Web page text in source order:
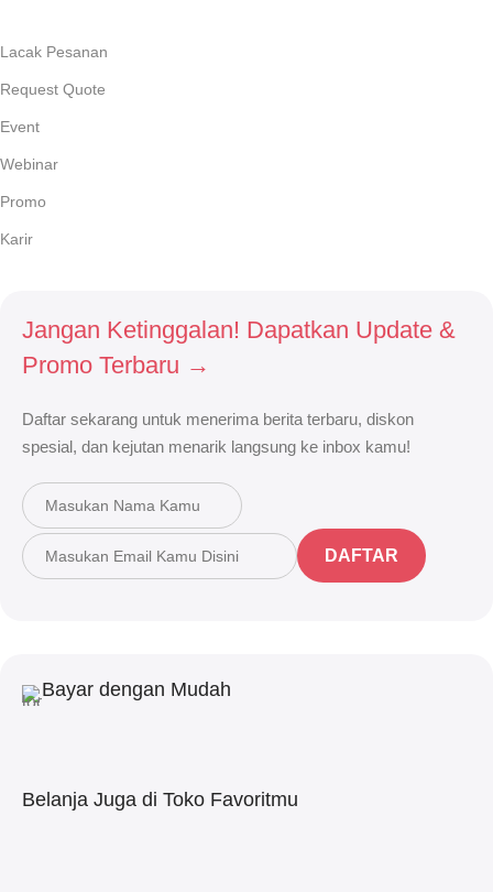
Lacak Pesanan
Request Quote
Event
Webinar
Promo
Karir
Jangan Ketinggalan! Dapatkan Update &
Promo Terbaru →
Daftar sekarang untuk menerima berita terbaru, diskon
spesial, dan kejutan menarik langsung ke inbox kamu!
DAFTAR
Bayar dengan Mudah
Belanja Juga di Toko Favoritmu